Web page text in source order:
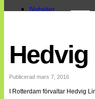
Nyheter
Landslaget
EM 2013
Internationellt
Bildreportage
Bloggar
Publicerad mars 7, 2016
I Rotterdam förvaltar Hedvig